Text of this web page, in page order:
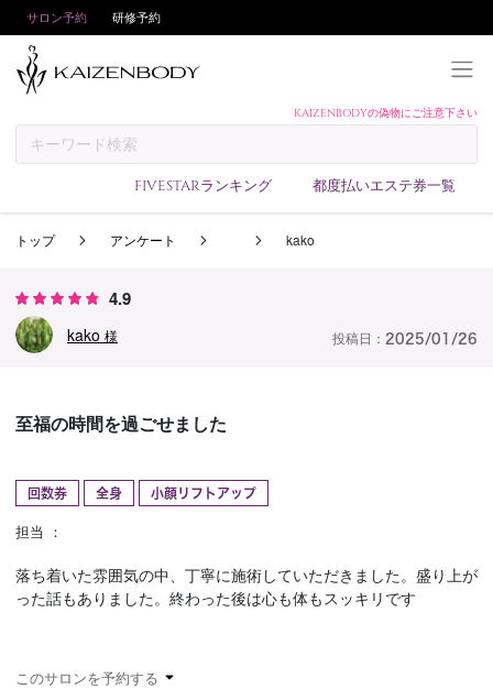
サロン予約 研修予約
KAIZENBODYの偽物にご注意下さい
FIVESTARランキング 都度払いエステ券一覧
予約方法
サロンランキング
お問い合わせ
トップ アンケート kako
4.9
kako 様 投稿日： 2025/01/26
至福の時間を過ごせました
回数券 全身 小顔リフトアップ
担当 ：
落ち着いた雰囲気の中、丁寧に施術していただきました。盛り上が
った話もありました。終わった後は心も体もスッキリです
このサロンを予約する